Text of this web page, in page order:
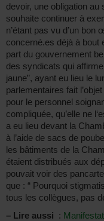
devoir, une obligation au
souhaite continuer à
n’étant pas vu d’un
concerné.es déjà à bout
part du gouvernement
des syndicats qui
jaune”, ayant eu lieu le
parlementaires fait
pour le personnel
compliquée, qu’elle ne
a eu lieu devant la
à l’aide de sacs de
les bâtiments de la
étaient distribués aux
pouvait voir des
que : “ Pourquoi
tous les collègues, pas
– Lire aussi :